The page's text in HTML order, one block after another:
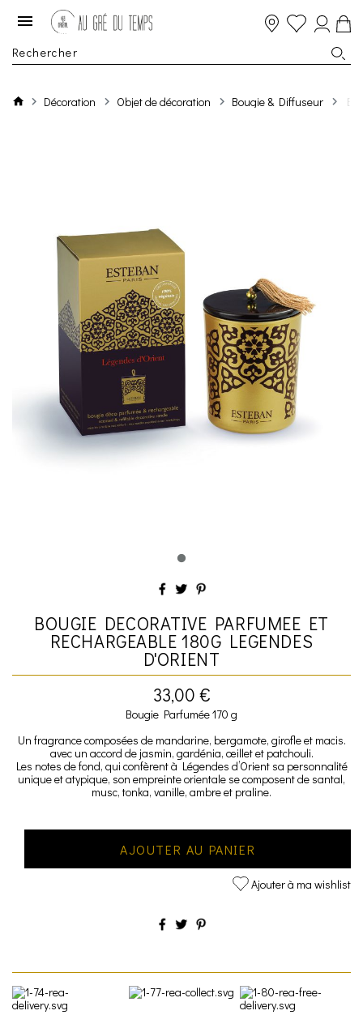
Décoration Objet de décoration Bougie & Diffuseur
BOUGIE DECORATIVE PARFUMEE ET
RECHARGEABLE 180G LEGENDES
D'ORIENT
33,00 €
Bougie Parfumée 170 g
Un fragrance composées de mandarine, bergamote, girofle et macis.
avec un accord de jasmin, gardénia, œillet et patchouli.
Les notes de fond, qui confèrent à Légendes d’Orient sa personnalité
unique et atypique, son empreinte orientale se composent de santal,
musc, tonka, vanille, ambre et praline.
AJOUTER AU PANIER
Ajouter à ma wishlist